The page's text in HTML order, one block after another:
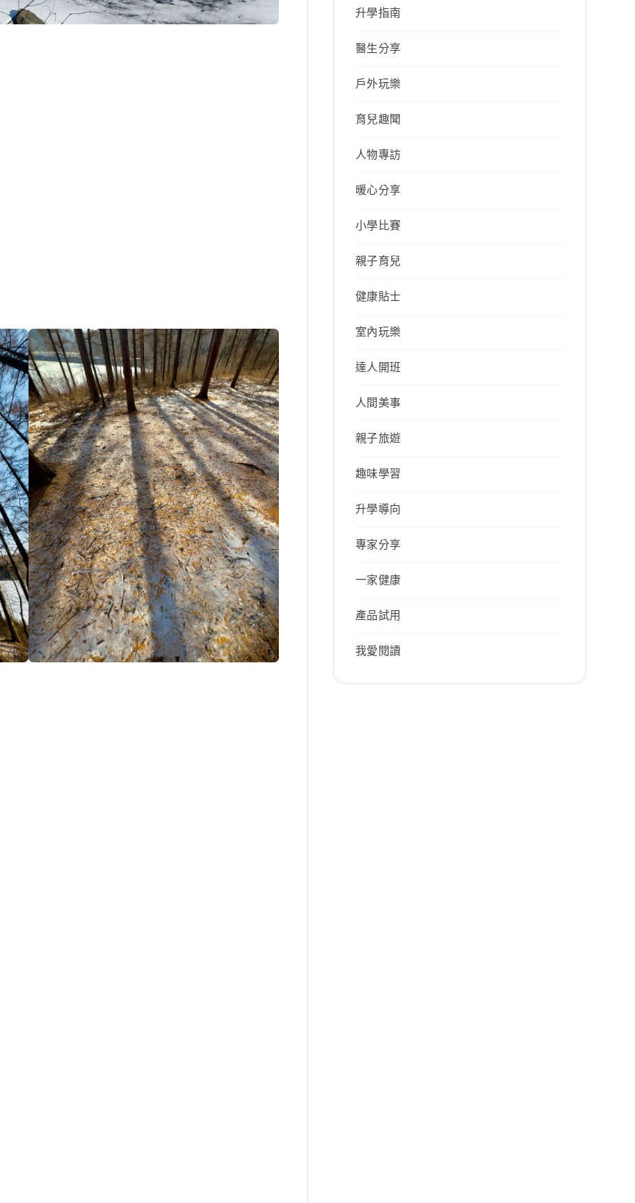
升學指南
醫生分享
戶外玩樂
育兒趣聞
人物專訪
暖心分享
小學比賽
親子育兒
健康貼士
室內玩樂
達人開班
人間美事
親子旅遊
趣味學習
升學導向
專家分享
一家健康
產品試用
我愛閱讀